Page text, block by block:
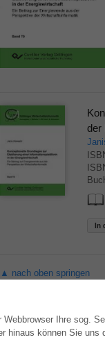
Ihre sog.
hinaus können Sie
der
▲ nach oben springen
WEBSHOP